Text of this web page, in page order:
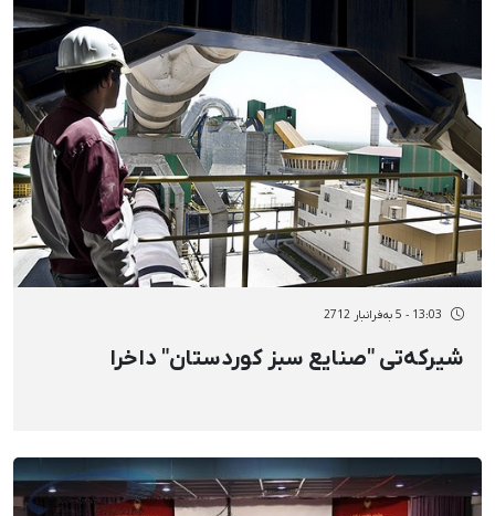
13:03 - 5 بەفرانبار 2712
شیرکەتی "صنایع سبز کوردستان" داخرا